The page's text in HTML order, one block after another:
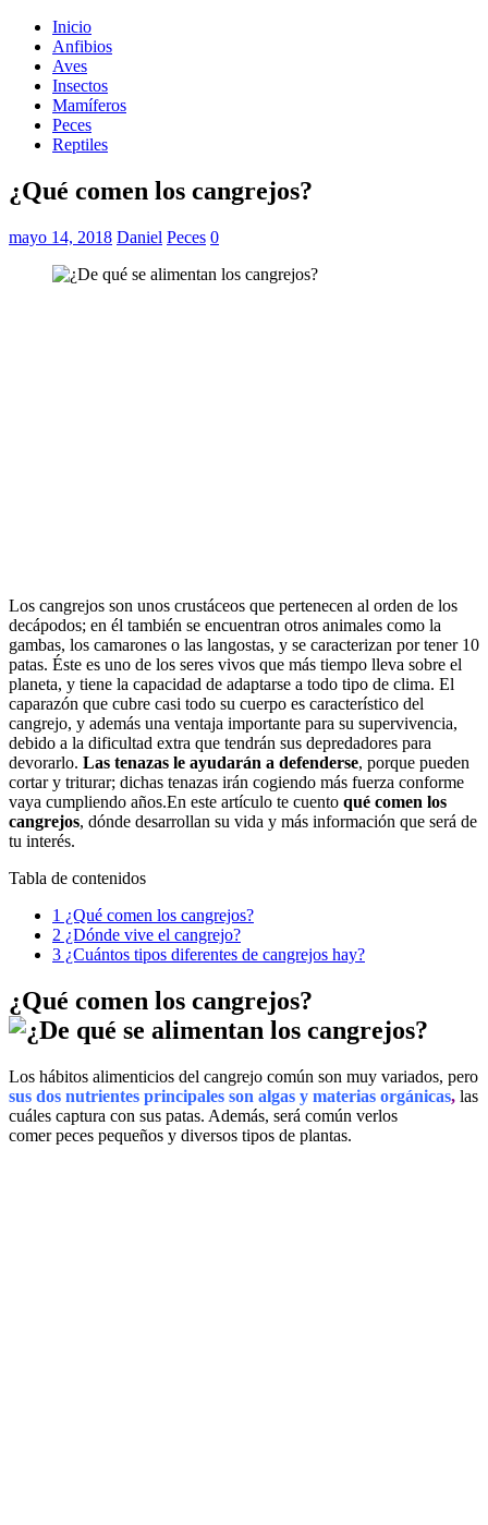
Inicio
Anfibios
Aves
Insectos
Mamíferos
Peces
Reptiles
¿Qué comen los cangrejos?
mayo 14, 2018 Daniel Peces 0
Los cangrejos son unos crustáceos que pertenecen al orden de los
decápodos; en él también se encuentran otros animales como la
gambas, los camarones o las langostas, y se caracterizan por tener 10
patas. Éste es uno de los seres vivos que más tiempo lleva sobre el
planeta, y tiene la capacidad de adaptarse a todo tipo de clima. El
caparazón que cubre casi todo su cuerpo es característico del
cangrejo, y además una ventaja importante para su supervivencia,
debido a la dificultad extra que tendrán sus depredadores para
devorarlo. Las tenazas le ayudarán a defenderse, porque pueden
cortar y triturar; dichas tenazas irán cogiendo más fuerza conforme
vaya cumpliendo años.En este artículo te cuento qué comen los
cangrejos, dónde desarrollan su vida y más información que será de
tu interés.
Tabla de contenidos
1 ¿Qué comen los cangrejos?
2 ¿Dónde vive el cangrejo?
3 ¿Cuántos tipos diferentes de cangrejos hay?
¿Qué comen los cangrejos?
Los hábitos alimenticios del cangrejo común son muy variados, pero
sus dos nutrientes principales son algas y materias orgánicas, las
cuáles captura con sus patas. Además, será común verlos
comer peces pequeños y diversos tipos de plantas.